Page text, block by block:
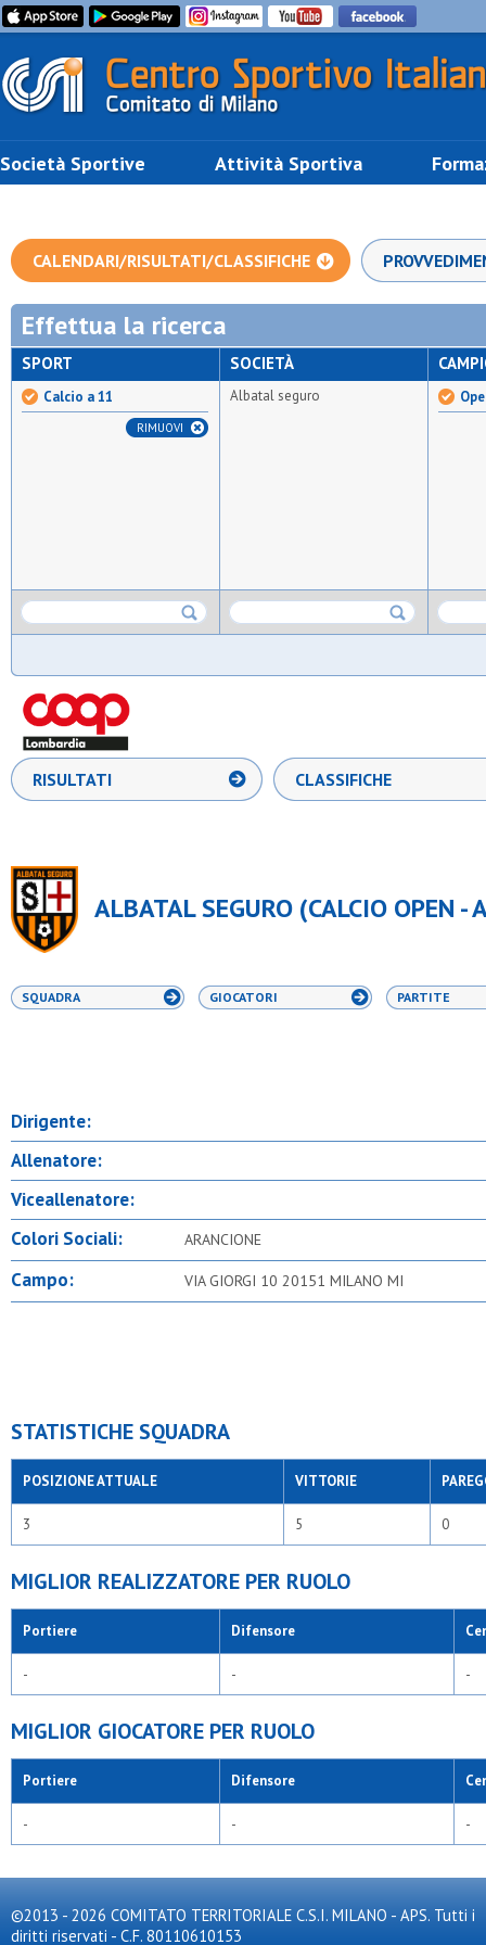
Società Sportive Attività Sportiva
CALENDARI/RISULTATI/CLASSIFICHE
Effettua la ricerca
SPORT
Calcio a 11
RIMUOVI
SOCIETÀ
Albatal seguro
RISULTATI CLASSIFICHE
ALBATAL SEGURO (CALCIO OPEN -
SQUADRA GIOCATORI PARTITE
Dirigente:
Allenatore:
Viceallenatore:
Colori Sociali:
ARANCIONE
Campo: VIA GIORGI 10 20151 MILANO MI
STATISTICHE SQUADRA
POSIZIONE ATTUALE VITTORIE
3 5 0
MIGLIOR REALIZZATORE PER RUOLO
Portiere Difensore
- - -
MIGLIOR GIOCATORE PER RUOLO
Portiere Difensore
- - -
©2013 - 2026 COMITATO TERRITORIALE C.S.I. MILANO - APS. Tutti i
diritti riservati - C.F. 80110610153